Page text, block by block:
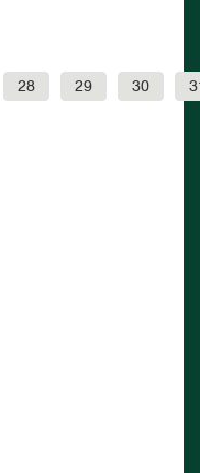
28 29 30